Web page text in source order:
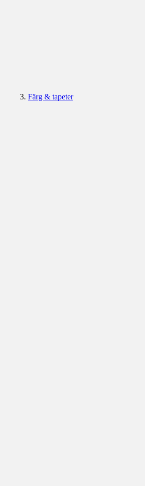
Färg & tapeter